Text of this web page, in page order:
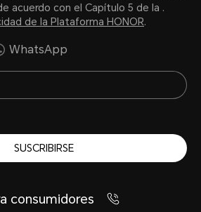
acuerdo con el Capítulo 5 de la .
de la Plataforma HONOR.
WhatsApp
SUSCRIBIRSE
consumidores